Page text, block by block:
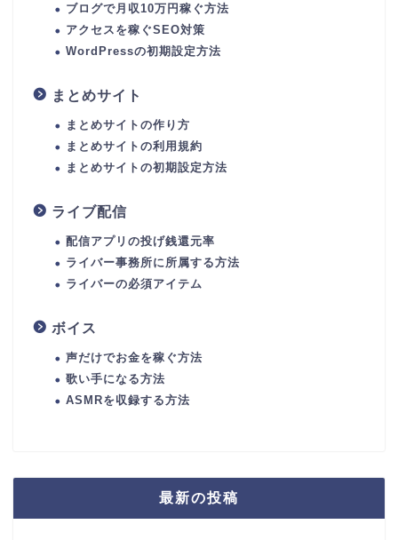
ブログで月収10万円稼ぐ方法
アクセスを稼ぐSEO対策
WordPressの初期設定方法
まとめサイト
まとめサイトの作り方
まとめサイトの利用規約
まとめサイトの初期設定方法
ライブ配信
配信アプリの投げ銭還元率
ライバー事務所に所属する方法
ライバーの必須アイテム
ボイス
声だけでお金を稼ぐ方法
歌い手になる方法
ASMRを収録する方法
最新の投稿